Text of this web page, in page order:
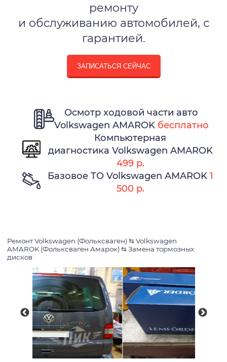
ремонту
и обслуживанию автомобилей, с
гарантией.
ЗАПИСАТЬСЯ СЕЙЧАС
Осмотр ходовой части авто
Volkswagen AMAROK бесплатно
Компьютерная
диагностика Volkswagen AMAROK
499 р.
Базовое ТО Volkswagen AMAROK 1
500 р.
Ремонт Volkswagen (Фольксваген) ⇆ Volkswagen
AMAROK (Фольксваген Амарок) ⇆ Замена тормозных
дисков